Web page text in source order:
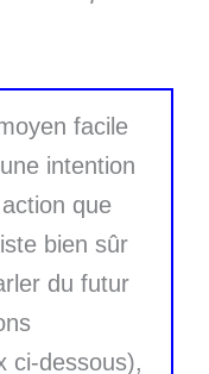
facile
intention
que
bien sûr
du futur
ci-dessous),